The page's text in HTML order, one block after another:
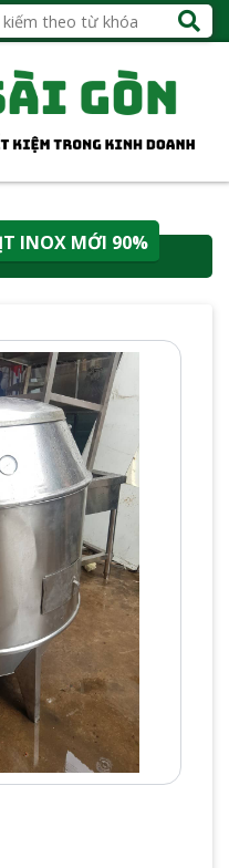
INOX MỚI 90%